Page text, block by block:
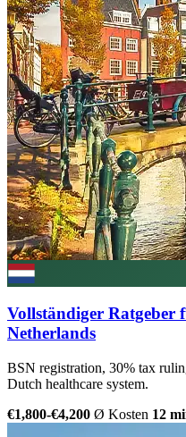
Vollständiger Ratgeber
Netherlands
BSN registration, 30% tax
Dutch healthcare system.
€1,800-€4,200 Ø Kosten 12